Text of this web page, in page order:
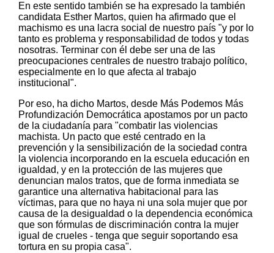
En este sentido también se ha expresado la también
candidata Esther Martos, quien ha afirmado que el
machismo es una lacra social de nuestro país "y por lo
tanto es problema y responsabilidad de todos y todas
nosotras. Terminar con él debe ser una de las
preocupaciones centrales de nuestro trabajo político,
especialmente en lo que afecta al trabajo
institucional".
Por eso, ha dicho Martos, desde Más Podemos Más
Profundización Democrática apostamos por un pacto
de la ciudadanía para "combatir las violencias
machista. Un pacto que esté centrado en la
prevención y la sensibilización de la sociedad contra
la violencia incorporando en la escuela educación en
igualdad, y en la protección de las mujeres que
denuncian malos tratos, que de forma inmediata se
garantice una alternativa habitacional para las
víctimas, para que no haya ni una sola mujer que por
causa de la desigualdad o la dependencia económica
que son fórmulas de discriminación contra la mujer
igual de crueles - tenga que seguir soportando esa
tortura en su propia casa".